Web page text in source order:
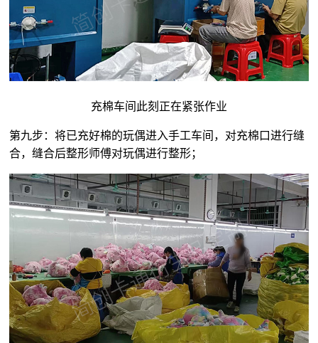
充棉车间此刻正在紧张作业
第九步：将已充好棉的玩偶进入手工车间，对充棉口进行缝
合，缝合后整形师傅对玩偶进行整形；